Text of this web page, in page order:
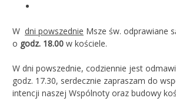
W dni powszednie Msze św. odprawiane
o godz. 18.00 w kościele.
W dni powszednie, codziennie jest
godz. 17.30, serdecznie zapraszam do
intencji naszej Wspólnoty oraz budowy